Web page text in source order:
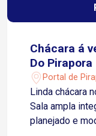
Chácara á
Do Pirapora
Portal de
Linda chácara
Sala ampla
planejado e